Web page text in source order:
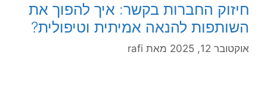
חיזוק החברות בקשר: איך להפוך את
השותפות להנאה אמיתית וטיפולית?
אוקטובר 12, 2025 מאת rafi